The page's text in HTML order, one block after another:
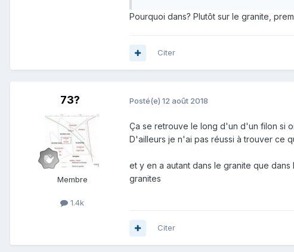
Pourquoi dans? Plutôt sur le granite,
Citer
73?
Membre
1.4k
Posté(e) 12 août 2018
Ça se retrouve le long d'un d'un filon si
D'ailleurs je n'ai pas réussi à trouver ce
et y en a autant dans le granite que
granites
Citer